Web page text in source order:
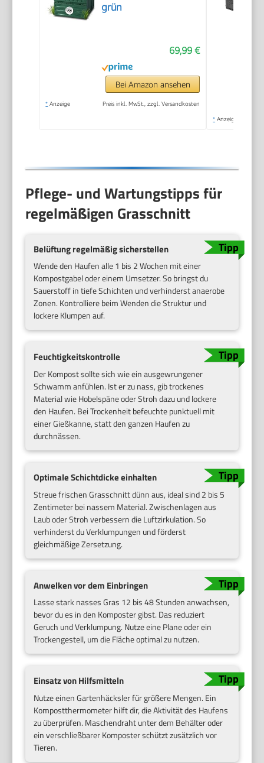
grün
69,99 €
Bei Amazon ansehen
* Anzeige Preis inkl. MwSt., zzgl. Versandkosten
* Anzeige
Pflege- und Wartungstipps für
regelmäßigen Grasschnitt
Belüftung regelmäßig sicherstellen
Wende den Haufen alle 1 bis 2 Wochen mit einer
Kompostgabel oder einem Umsetzer. So bringst du
Sauerstoff in tiefe Schichten und verhinderst anaerobe
Zonen. Kontrolliere beim Wenden die Struktur und
lockere Klumpen auf.
Feuchtigkeitskontrolle
Der Kompost sollte sich wie ein ausgewrungener
Schwamm anfühlen. Ist er zu nass, gib trockenes
Material wie Hobelspäne oder Stroh dazu und lockere
den Haufen. Bei Trockenheit befeuchte punktuell mit
einer Gießkanne, statt den ganzen Haufen zu
durchnässen.
Optimale Schichtdicke einhalten
Streue frischen Grasschnitt dünn aus, ideal sind 2 bis 5
Zentimeter bei nassem Material. Zwischenlagen aus
Laub oder Stroh verbessern die Luftzirkulation. So
verhinderst du Verklumpungen und förderst
gleichmäßige Zersetzung.
Anwelken vor dem Einbringen
Lasse stark nasses Gras 12 bis 48 Stunden anwachsen,
bevor du es in den Komposter gibst. Das reduziert
Geruch und Verklumpung. Nutze eine Plane oder ein
Trockengestell, um die Fläche optimal zu nutzen.
Einsatz von Hilfsmitteln
Nutze einen Gartenhäcksler für größere Mengen. Ein
Kompostthermometer hilft dir, die Aktivität des Haufens
zu überprüfen. Maschendraht unter dem Behälter oder
ein verschließbarer Komposter schützt zusätzlich vor
Tieren.